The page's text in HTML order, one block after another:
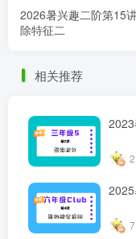
2026暑兴趣二阶第15
除特征二
相关推荐